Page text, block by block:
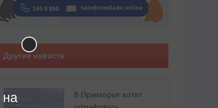
Другие новости
В Приморье хотят